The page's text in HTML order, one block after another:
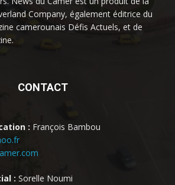
Company, également éditrice du
camerounais Défis Actuels, et de
CONTACT
: François Bambou
: Sorelle Noumi